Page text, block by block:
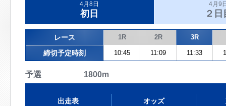
4月8日
初日
4月9
２日
レース 1R 2R 3R
締切予定時刻 10:45 11:09 11:33
予選 1800m
出走表 オッズ